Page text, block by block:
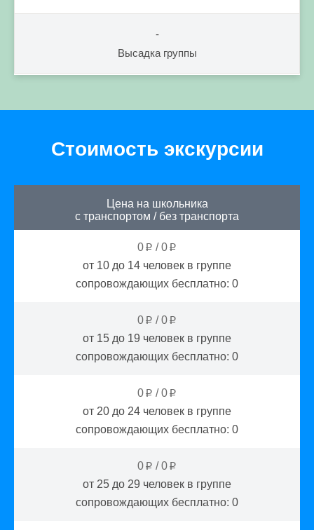
-
Высадка группы
Стоимость экскурсии
Цена на школьника
с транспортом / без транспорта
0 p /0 p
от 10 до 14 человек в группе
сопровождающих бесплатно: 0
0 p /0 p
от 15 до 19 человек в группе
сопровождающих бесплатно: 0
0 p /0 p
от 20 до 24 человек в группе
сопровождающих бесплатно: 0
0 p /0 p
от 25 до 29 человек в группе
сопровождающих бесплатно: 0